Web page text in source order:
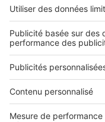
L'ENTREPRISE
Nous contacter
Nous recrutons
NOS APPLICATIONS
Découvrez nos applications